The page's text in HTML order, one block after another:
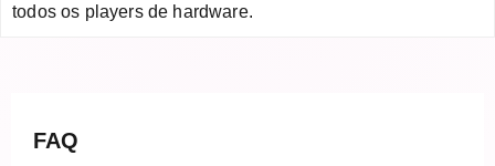
todos os players de hardware.
FAQ